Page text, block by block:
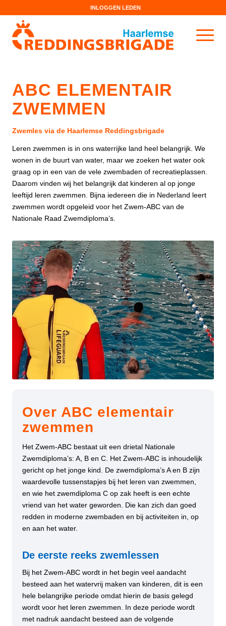
INLOGGEN LEDEN
ABC ELEMENTAIR
ZWEMMEN
Zwemles via de Haarlemse Reddingsbrigade
Leren zwemmen is in ons waterrijke land heel belangrijk. We
wonen in de buurt van water, maar we zoeken het water ook
graag op in een van de vele zwembaden of recreatieplassen.
Daarom vinden wij het belangrijk dat kinderen al op jonge
leeftijd leren zwemmen. Bijna iedereen die in Nederland leert
zwemmen wordt opgeleid voor het Zwem-ABC van de
Nationale Raad Zwemdiploma’s.
Over ABC elementair
zwemmen
Het Zwem-ABC bestaat uit een drietal Nationale
Zwemdiploma’s: A, B en C. Het Zwem-ABC is inhoudelijk
gericht op het jonge kind. De zwemdiploma’s A en B zijn
waardevolle tussenstapjes bij het leren van zwemmen,
en wie het zwemdiploma C op zak heeft is een echte
vriend van het water geworden. Die kan zich dan goed
redden in moderne zwembaden en bij activiteiten in, op
en aan het water.
De eerste reeks zwemlessen
Bij het Zwem-ABC wordt in het begin veel aandacht
besteed aan het watervrij maken van kinderen, dit is een
hele belangrijke periode omdat hierin de basis gelegd
wordt voor het leren zwemmen. In deze periode wordt
met nadruk aandacht besteed aan de volgende